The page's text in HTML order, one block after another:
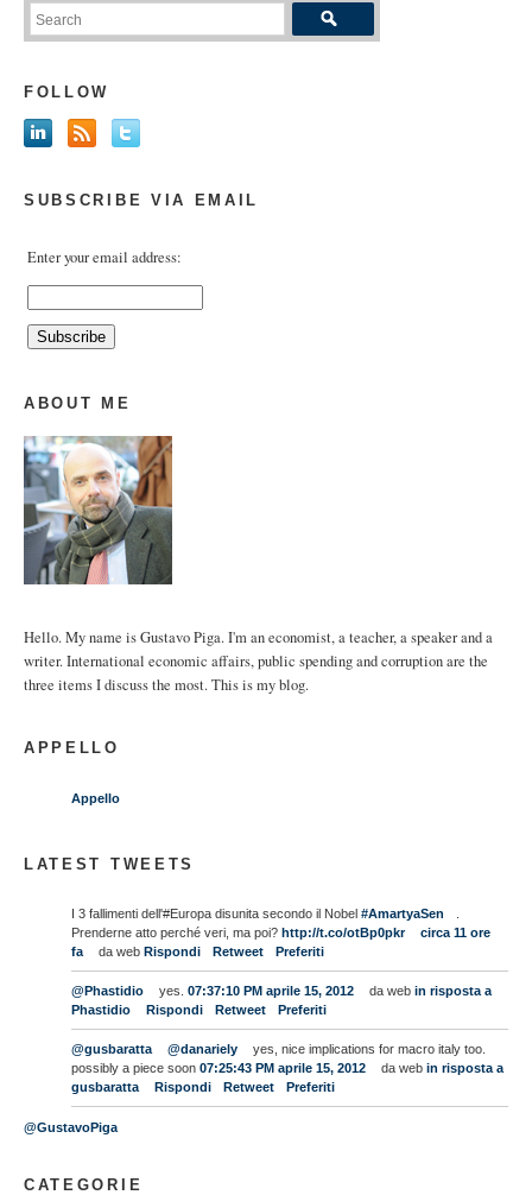
FOLLOW
SUBSCRIBE VIA EMAIL
Enter your email address:
ABOUT ME
Hello. My name is Gustavo Piga. I'm an economist, a teacher, a speaker and a
writer. International economic affairs, public spending and corruption are the
three items I discuss the most. This is my blog.
APPELLO
Appello
LATEST TWEETS
I 3 fallimenti dell'#Europa disunita secondo il Nobel #AmartyaSen
Prenderne atto perché veri, ma poi? http://t.co/otBp0pkr
circa 11 ore
fa
da web Rispondi Retweet Preferiti
@Phastidio yes. 07:37:10 PM aprile 15, 2012 da web in risposta a
Phastidio
Rispondi Retweet Preferiti
@gusbaratta @danariely
yes, nice implications for macro italy too.
possibly a piece soon 07:25:43 PM aprile 15, 2012 da web in risposta a
gusbaratta
Rispondi Retweet Preferiti
@GustavoPiga
CATEGORIE